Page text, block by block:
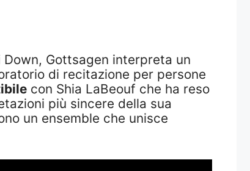
Gottsagen interpreta un
di recitazione per persone
con Shia LaBeouf che ha reso
più sincere della sua
un ensemble che unisce